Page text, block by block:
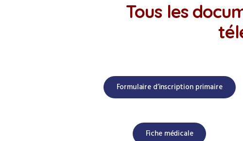
Tous les
Formulaire d’inscription primaire
Fiche médicale